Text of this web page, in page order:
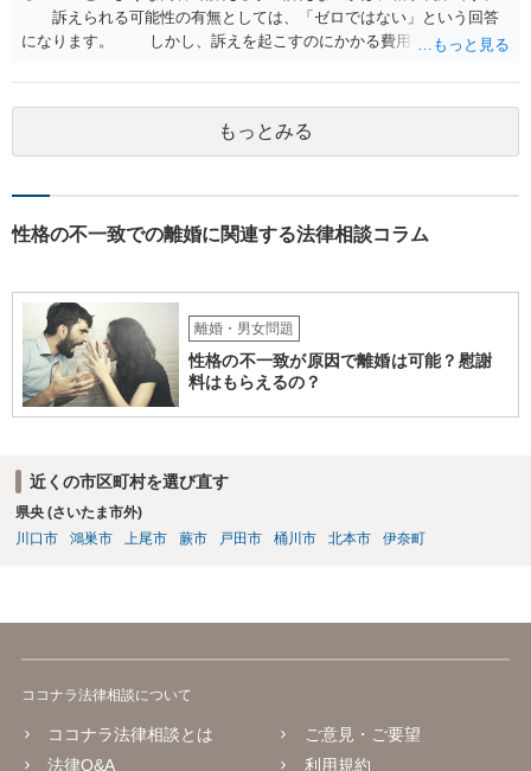
訴えられる可能性の有無としては、「ゼロではない」という回答
になります。 しかし、訴えを起こすのにかかる費用や手間を考え
能力がない状況で作成した場合などは、無効になったり取り消された
りする可能性があります。しかし、法的には無効や取消しを主張する
ハードルはとても高いです。お聞きする限り、今回のケースでは無効
や取消しとなるような事情はないと思われます。 ③ 公正証書を作成
ります）と、合意内容について双方の了承が必要です。 現状では相
費増額を求める調停を提起するのがお勧めです。 調停で話し合いが
まとまらなければ、審判といって、それぞれの収入をもとに裁判所が
適切な金額を判断しますので、一応の決着はつきます。 調停や審判
で決定された養育費を支払わない場合は、強制執行（例えば給与の差
押えが考えられます。）することが可能です。 作成済みの協議書
が、公正証書ではないのであれば、現状では約束違反に対して強制執
停だと思います。 弁護士費用は自由化されており、弁護士ごとに
異なりますが、依頼時に２０～３０万円程度、増額が実現できた場合
には増額できた金額の●％という形で報酬を設定している場合が多いと
いうものも、一応考えられないではありません。 ただし、訴訟を
額調停を依頼して、併せて弁護士から相手に迷惑行為をやめるよう通
知を行い牽制することが考えられます。
もっとみる
性格の不一致での離婚に関連する法律相談コラム
離婚・男女問題
性格の不一致が原因で離婚は可能？慰謝
料はもらえるの？
近くの市区町村を選び直す
県央 (さいたま市外)
川口市
鴻巣市 上尾市 蕨市 戸田市 桶川市 北本市 伊奈町
ココナラ法律相談について
ココナラ法律相談とは
法律Q&A
ご意見・ご要望
利用規約